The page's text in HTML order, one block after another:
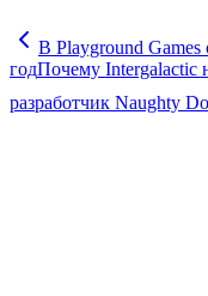
В Playground Games
годПочему Intergalactic
разработчик Naughty